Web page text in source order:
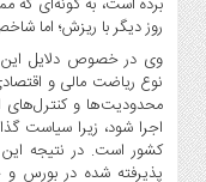
نگاه
روز
گوناگون
روز دیگر با ریزش؛ اما
وی در خصوص دلایل
نوع ریاضت مالی و
محدودیت‌ها و کنترل‌های
اجرا شود، زیرا سیاست
کشور است. در نتیجه
پذیرفته شده در بورس و